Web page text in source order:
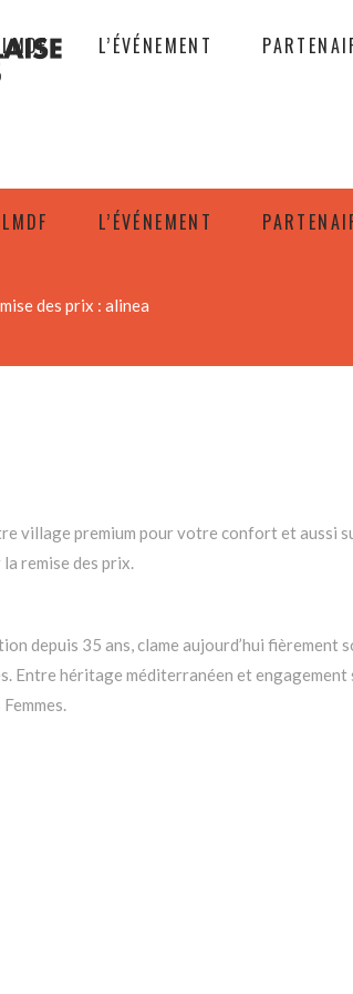
L’ÉVÉNEMENT
L’ÉVÉNEMENT
des prix : alinea
village premium pour votre confort et aussi
remise des prix.
depuis 35 ans, clame aujourd’hui fièrement
Entre héritage méditerranéen et engagement